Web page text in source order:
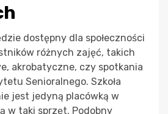
dostępny dla społeczności
różnych zajęć, takich
akrobatyczne, czy spotkania
Senioralnego. Szkoła
jest jedyną placówką w
w taki sprzęt. Podobny